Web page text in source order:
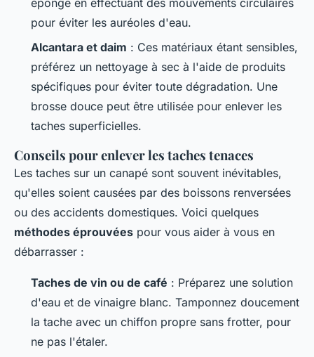
éponge en effectuant des mouvements circulaires
pour éviter les auréoles d'eau.
Alcantara et daim : Ces matériaux étant sensibles,
préférez un nettoyage à sec à l'aide de produits
spécifiques pour éviter toute dégradation. Une
brosse douce peut être utilisée pour enlever les
taches superficielles.
Conseils pour enlever les taches tenaces
Les taches sur un canapé sont souvent inévitables,
qu'elles soient causées par des boissons renversées
ou des accidents domestiques. Voici quelques
méthodes éprouvées pour vous aider à vous en
débarrasser :
Taches de vin ou de café : Préparez une solution
d'eau et de vinaigre blanc. Tamponnez doucement
la tache avec un chiffon propre sans frotter, pour
ne pas l'étaler.